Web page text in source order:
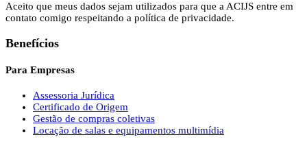
Aceito que meus dados sejam utilizados para que a ACIJS entre em
contato comigo respeitando a política de privacidade.
Benefícios
Para Empresas
Assessoria Jurídica
Certificado de Origem
Gestão de compras coletivas
Locação de salas e equipamentos multimídia